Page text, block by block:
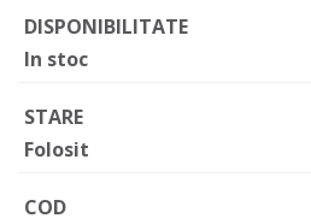
DISPONIBILITATE
In stoc
STARE
Folosit
COD